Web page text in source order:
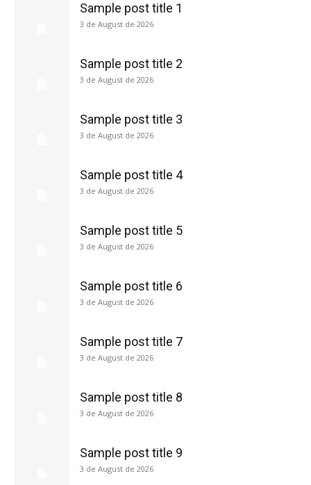
Sample post title 1
3 de August de 2026
Sample post title 2
3 de August de 2026
Sample post title 3
3 de August de 2026
Sample post title 4
3 de August de 2026
Sample post title 5
3 de August de 2026
Sample post title 6
3 de August de 2026
Sample post title 7
3 de August de 2026
Sample post title 8
3 de August de 2026
Sample post title 9
3 de August de 2026